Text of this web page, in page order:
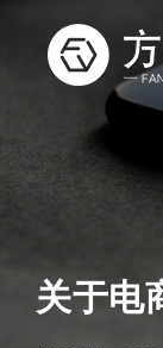
关于电